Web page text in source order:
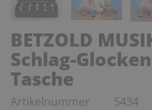
BETZOLD
Schlag-
Tasche
Artikelnummer 5434